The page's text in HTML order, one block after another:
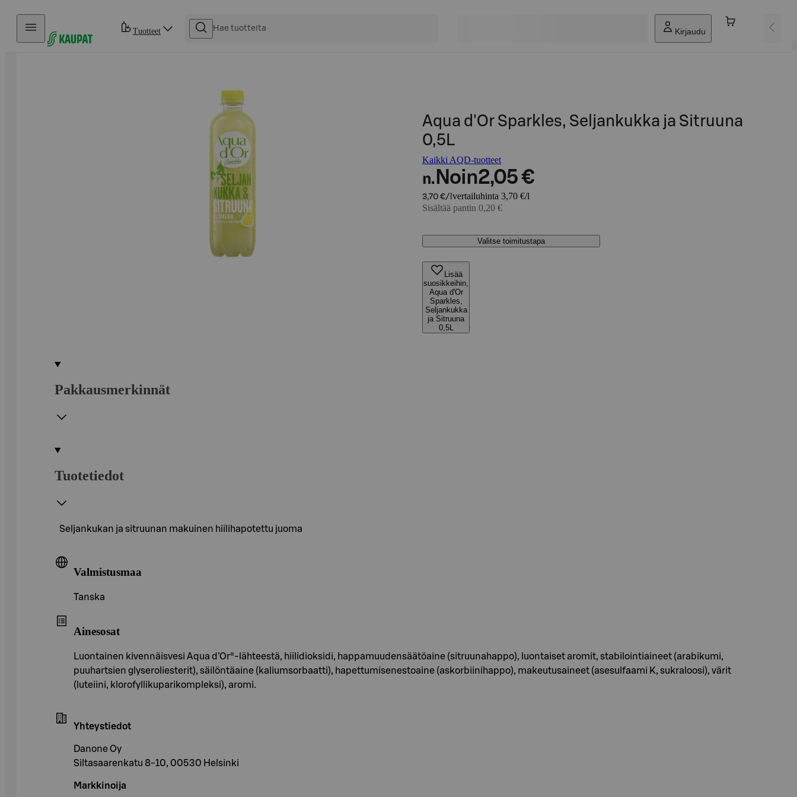
Hyppää sisältöön
Tuotteet Kirjaudu
Aqua d'Or Sparkles, Seljankukka ja Sitruuna
0,5L
Kaikki AQD-tuotteet
n. Noin2,05 €
3,70 €/l vertailuhinta 3,70 €/l
Sisältää pantin 0,20 €
Valitse toimitustapa
Lisää
suosikkeihin,
Aqua d'Or
Sparkles,
Seljankukka
ja Sitruuna
0,5L
Pakkausmerkinnät
Tuotetiedot
Seljankukan ja sitruunan makuinen hiilihapotettu juoma
Valmistusmaa
Tanska
Ainesosat
Luontainen kivennäisvesi Aqua d'Or®-lähteestä, hiilidioksidi, happamuudensäätöaine (sitruunahappo), luontaiset aromit, stabilointiaineet (arabikumi,
puuhartsien glyseroliesterit), säilöntäaine (kaliumsorbaatti), hapettumisenestoaine (askorbiinihappo), makeutusaineet (asesulfaami K, sukraloosi), värit
(luteiini, klorofyllikuparikompleksi), aromi.
Yhteystiedot
Danone Oy
Siltasaarenkatu 8-10, 00530 Helsinki
Markkinoija